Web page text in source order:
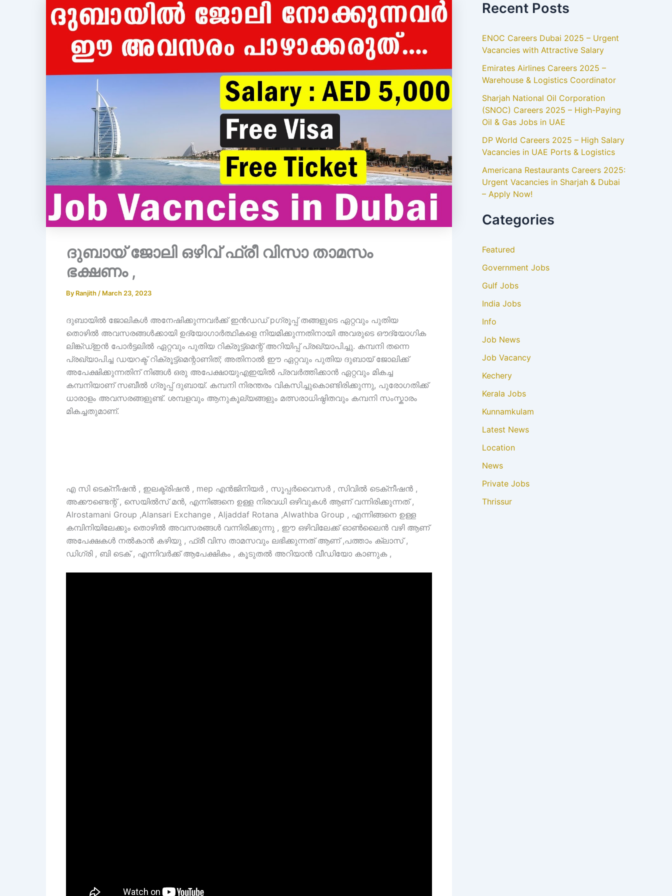
ദുബായ് ജോലി ഒഴിവ് ഫ്രീ വിസാ താമസം
ഭക്ഷണം ,
By Ranjith / March 23, 2023
ദുബായിൽ ജോലികൾ അനേഷിക്കുന്നവർക്ക് ഇൻഡഡ് pഗ്രൂപ്പ് തങ്ങളുടെ ഏറ്റവും പുതിയ
തൊഴിൽ അവസരങ്ങൾക്കായി ഉദ്യോഗാർത്ഥികളെ നിയമിക്കുന്നതിനായി അവരുടെ ഔദ്യോഗിക
ലിങ്ക്ഡ്ഇൻ പോർട്ടലിൽ ഏറ്റവും പുതിയ റിക്രൂട്ട്‌മെന്റ് അറിയിപ്പ് പ്രഖ്യാപിച്ചു. കമ്പനി തന്നെ
പ്രഖ്യാപിച്ച ഡയറക്ട് റിക്രൂട്ട്‌മെന്റാണിത്; അതിനാൽ ഈ ഏറ്റവും പുതിയ ദുബായ് ജോലിക്ക്
അപേക്ഷിക്കുന്നതിന് നിങ്ങൾ ഒരു അപേക്ഷായുഎഇയിൽ പ്രവർത്തിക്കാൻ ഏറ്റവും മികച്ച
കമ്പനിയാണ് സബീൽ ഗ്രൂപ്പ് ദുബായ്. കമ്പനി നിരന്തരം വികസിച്ചുകൊണ്ടിരിക്കുന്നു, പുരോഗതിക്ക്
ധാരാളം അവസരങ്ങളുണ്ട്. ശമ്പളവും ആനുകൂല്യങ്ങളും മത്സരാധിഷ്ഠിതവും കമ്പനി സംസ്കാരം
മികച്ചതുമാണ്.
എ സി ടെക്‌നീഷൻ , ഇലക്ട്രിഷൻ , mep എൻജിനിയർ , സൂപ്പർവൈസർ , സിവിൽ ടെക്‌നീഷൻ ,
അക്കൗണ്ടെന്റ് , സെയിൽസ് മൻ, എന്നിങ്ങനെ ഉള്ള നിരവധി ഒഴിവുകൾ ആണ് വന്നിരിക്കുന്നത് ,
Alrostamani Group ,Alansari Exchange , Aljaddaf Rotana ,Alwathba Group , എന്നിങ്ങനെ ഉള്ള
കമ്പിനിയിലേക്കും തൊഴിൽ അവസരങ്ങൾ വന്നിരിക്കുന്നു , ഈ ഒഴിവിലേക്ക് ഓൺലൈൻ വഴി ആണ്
അപേക്ഷകൾ നൽകാൻ കഴിയു , ഫ്രീ വിസ താമസവും ലഭിക്കുന്നത് ആണ് ,പത്താം ക്ലാസ് ,
ഡിഗ്രി , ബി ടെക് , എന്നിവർക്ക് ആപേക്ഷികം , കൂടുതൽ അറിയാൻ വീഡിയോ കാണുക ,
Recent Posts
ENOC Careers Dubai 2025 – Urgent
Vacancies with Attractive Salary
Emirates Airlines Careers 2025 –
Warehouse & Logistics Coordinator
Sharjah National Oil Corporation
(SNOC) Careers 2025 – High-Paying
Oil & Gas Jobs in UAE
DP World Careers 2025 – High Salary
Vacancies in UAE Ports & Logistics
Americana Restaurants Careers 2025:
Urgent Vacancies in Sharjah & Dubai
– Apply Now!
Categories
Featured
Government Jobs
Gulf Jobs
India Jobs
Info
Job News
Job Vacancy
Kechery
Kerala Jobs
Kunnamkulam
Latest News
Location
News
Private Jobs
Thrissur